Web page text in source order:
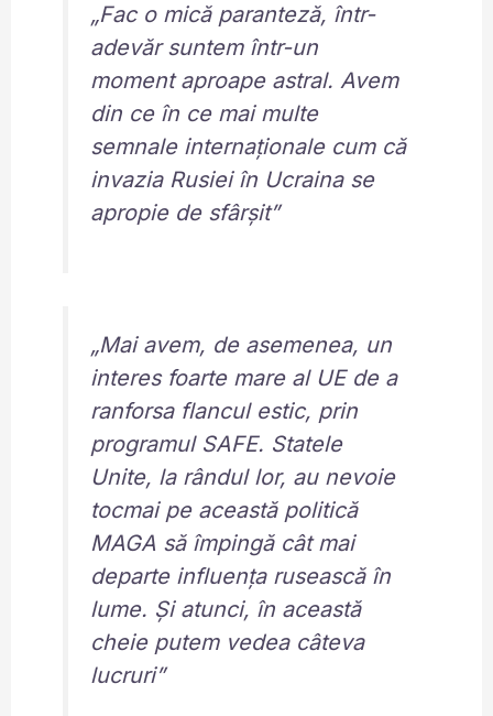
„Fac o mică paranteză, într-
adevăr suntem într-un
moment aproape astral. Avem
din ce în ce mai multe
semnale internaționale cum că
invazia Rusiei în Ucraina se
apropie de sfârșit”
„Mai avem, de asemenea, un
interes foarte mare al UE de a
ranforsa flancul estic, prin
programul SAFE. Statele
Unite, la rândul lor, au nevoie
tocmai pe această politică
MAGA să împingă cât mai
departe influența rusească în
lume. Și atunci, în această
cheie putem vedea câteva
lucruri”